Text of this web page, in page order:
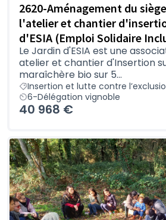
2620-Aménagement du
l'atelier et chantier
d'ESIA (Emploi Solidaire
Le Jardin d'ESIA est une
atelier et chantier d'Insertion
maraîchère bio sur 5...
Insertion et lutte contre
6-Délégation vignoble
40 968 €